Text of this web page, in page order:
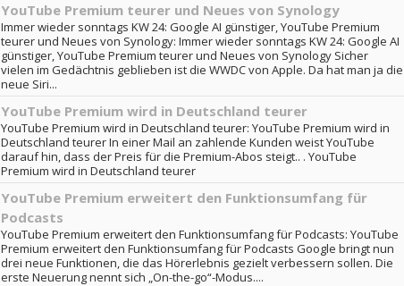
YouTube Premium teurer und Neues von Synology
Immer wieder sonntags KW 24: Google AI günstiger, YouTube Premium
teurer und Neues von Synology: Immer wieder sonntags KW 24: Google AI
günstiger, YouTube Premium teurer und Neues von Synology Sicher
vielen im Gedächtnis geblieben ist die WWDC von Apple. Da hat man ja die
neue Siri...
YouTube Premium wird in Deutschland teurer
YouTube Premium wird in Deutschland teurer: YouTube Premium wird in
Deutschland teurer In einer Mail an zahlende Kunden weist YouTube
darauf hin, dass der Preis für die Premium-Abos steigt.. . YouTube
Premium wird in Deutschland teurer
YouTube Premium erweitert den Funktionsumfang für
Podcasts
YouTube Premium erweitert den Funktionsumfang für Podcasts: YouTube
Premium erweitert den Funktionsumfang für Podcasts Google bringt nun
drei neue Funktionen, die das Hörerlebnis gezielt verbessern sollen. Die
erste Neuerung nennt sich „On-the-go“-Modus....